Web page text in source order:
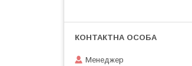
Менеджер